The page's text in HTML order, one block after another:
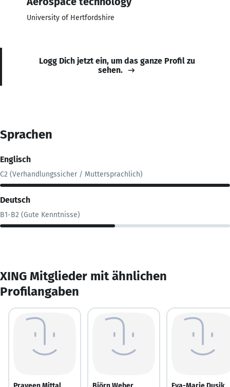
University of Hertfordshire
Logg Dich jetzt ein, um das ganze Profil zu
sehen.
Sprachen
Englisch
C2 (Verhandlungssicher / Muttersprachlich)
Deutsch
B1-B2 (Gute Kenntnisse)
XING Mitglieder mit ähnlichen
Profilangaben